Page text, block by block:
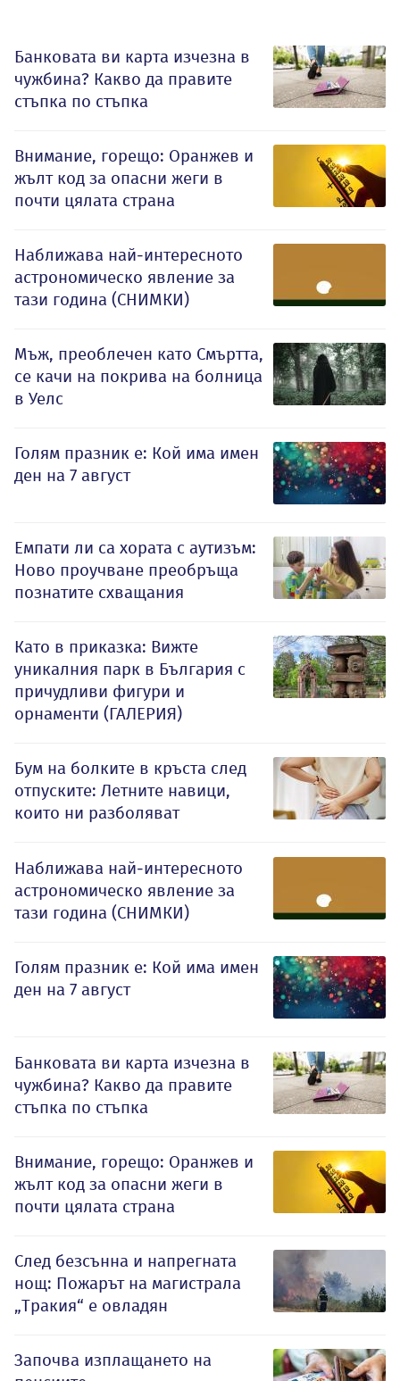
Банковата ви карта изчезна в
чужбина? Какво да правите
стъпка по стъпка
Внимание, горещо: Оранжев и
жълт код за опасни жеги в
почти цялата страна
Наближава най-интересното
астрономическо явление за
тази година (СНИМКИ)
Мъж, преоблечен като Смъртта,
се качи на покрива на болница
в Уелс
Голям празник е: Кой има имен
ден на 7 август
Емпати ли са хората с аутизъм:
Ново проучване преобръща
познатите схващания
Като в приказка: Вижте
уникалния парк в България с
причудливи фигури и
орнаменти (ГАЛЕРИЯ)
Бум на болките в кръста след
отпуските: Летните навици,
които ни разболяват
Наближава най-интересното
астрономическо явление за
тази година (СНИМКИ)
Голям празник е: Кой има имен
ден на 7 август
Банковата ви карта изчезна в
чужбина? Какво да правите
стъпка по стъпка
Внимание, горещо: Оранжев и
жълт код за опасни жеги в
почти цялата страна
След безсънна и напрегната
нощ: Пожарът на магистрала
„Тракия“ е овладян
Започва изплащането на